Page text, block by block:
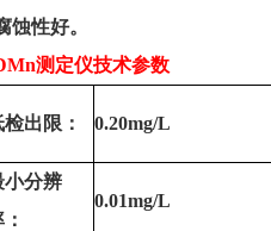
蚀性好。
测定仪技术参数
检出限： 0.20mg/L
小分辨
0.01mg/L